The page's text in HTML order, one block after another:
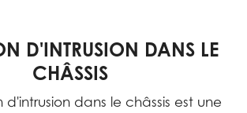
D'INTRUSION DANS LE
CHÂSSIS
dans le châssis est une